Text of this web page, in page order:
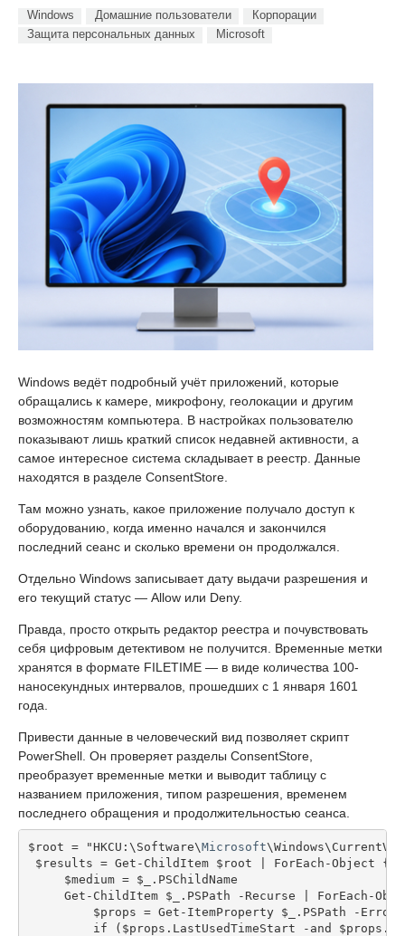
Windows Домашние пользователи
Корпорации
Защита персональных данных
Microsoft
Windows ведёт подробный учёт приложений, которые
обращались к камере, микрофону, геолокации и другим
возможностям компьютера. В настройках пользователю
показывают лишь краткий список недавней активности, а
самое интересное система складывает в реестр. Данные
находятся в разделе ConsentStore.
Там можно узнать, какое приложение получало доступ к
оборудованию, когда именно начался и закончился
последний сеанс и сколько времени он продолжался.
Отдельно Windows записывает дату выдачи разрешения и
его текущий статус — Allow или Deny.
Правда, просто открыть редактор реестра и почувствовать
себя цифровым детективом не получится. Временные метки
хранятся в формате FILETIME — в виде количества 100-
наносекундных интервалов, прошедших с 1 января 1601
года.
Привести данные в человеческий вид позволяет скрипт
PowerShell. Он проверяет разделы ConsentStore,
преобразует временные метки и выводит таблицу с
названием приложения, типом разрешения, временем
последнего обращения и продолжительностью сеанса.
$root = "HKCU:\Software\Microsoft
$results = Get-ChildItem $root | ForEach-Object {
$medium = $_.PSChildName
Get-ChildItem $_.PSPath -Recurse | ForEach-
$props = Get-ItemProperty $_.PSPath -
if ($props.LastUsedTimeStart -and